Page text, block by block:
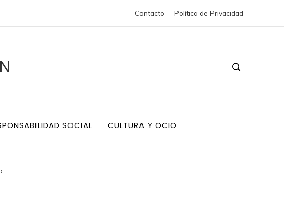
Contacto Política de Privacidad
SOCIAL CULTURA Y OCIO